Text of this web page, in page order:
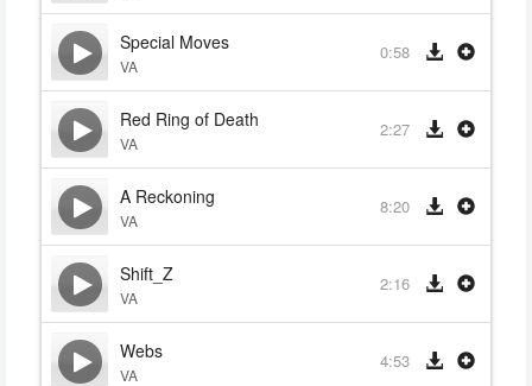
Special Moves
VA
0:58
Red Ring of Death
VA
2:27
A Reckoning
VA
8:20
Shift_Z
VA
2:16
Webs
VA
4:53